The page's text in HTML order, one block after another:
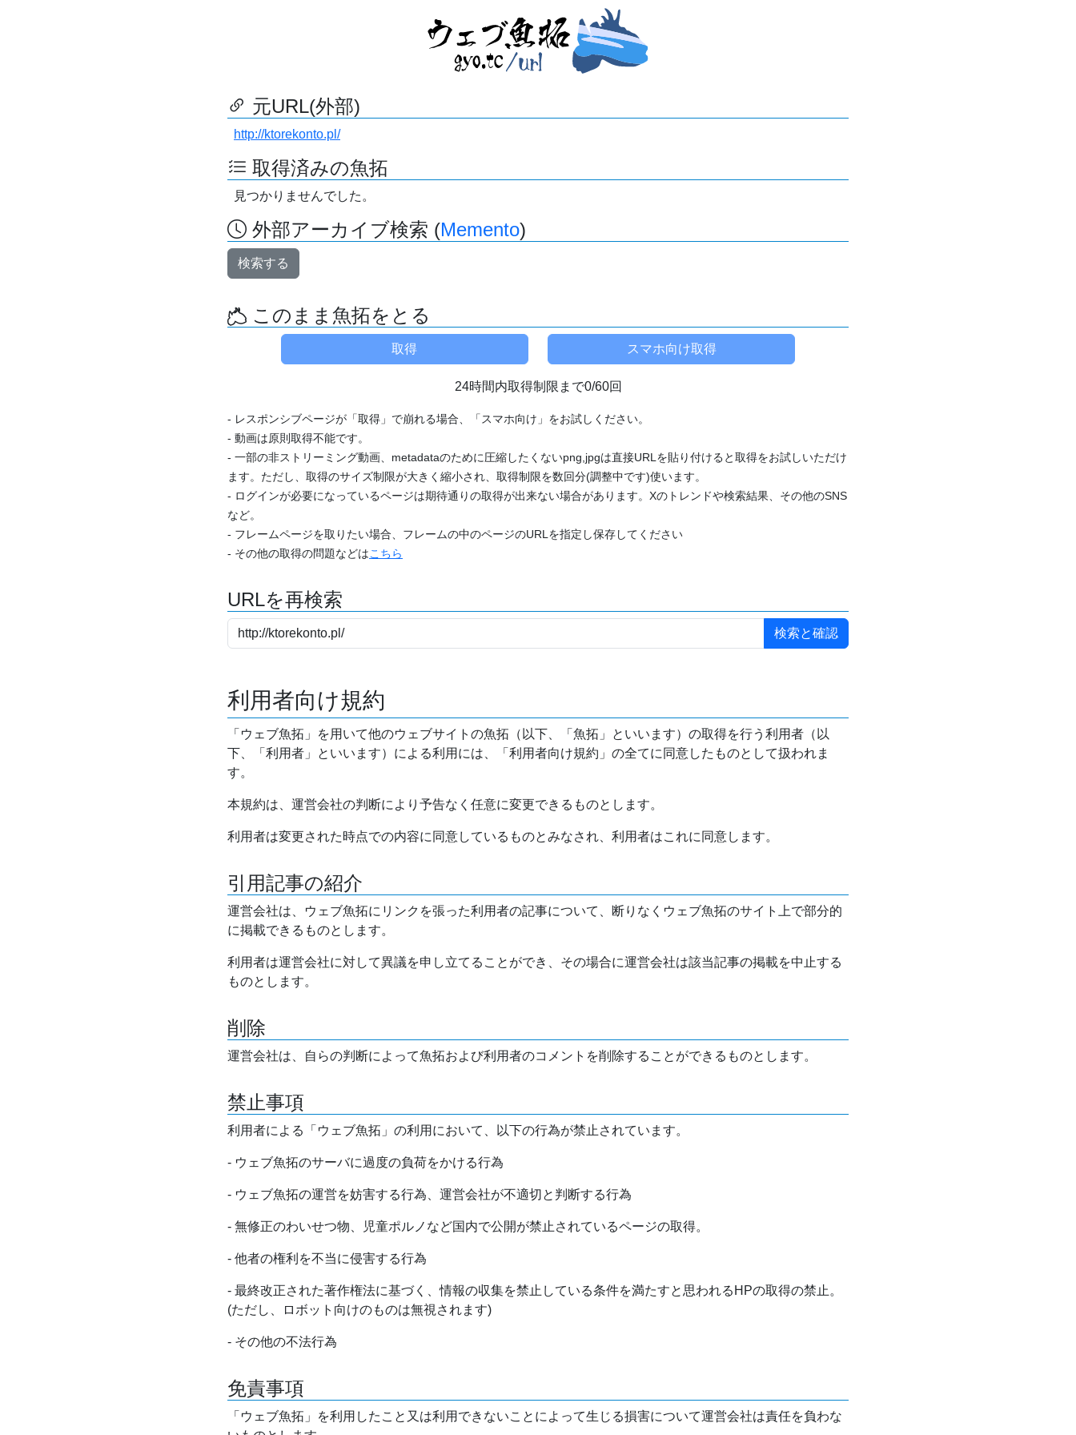
元URL(外部)
http://ktorekonto.pl/
取得済みの魚拓
見つかりませんでした。
外部アーカイブ検索 (Memento)
検索する
このまま魚拓をとる
24時間内取得制限まで0/60回
- レスポンシブページが「取得」で崩れる場合、「スマホ向け」をお試しください。
- 動画は原則取得不能です。
- 一部の非ストリーミング動画、metadataのために圧縮したくないpng,jpgは直接URLを貼り付けると取得をお試しいただけ
ます。ただし、取得のサイズ制限が大きく縮小され、取得制限を数回分(調整中です)使います。
- ログインが必要になっているページは期待通りの取得が出来ない場合があります。Xのトレンドや検索結果、その他のSNS
など。
- フレームページを取りたい場合、フレームの中のページのURLを指定し保存してください
- その他の取得の問題などはこちら
URLを再検索
利用者向け規約
「ウェブ魚拓」を用いて他のウェブサイトの魚拓（以下、「魚拓」といいます）の取得を行う利用者（以
下、「利用者」といいます）による利用には、「利用者向け規約」の全てに同意したものとして扱われま
す。
本規約は、運営会社の判断により予告なく任意に変更できるものとします。
利用者は変更された時点での内容に同意しているものとみなされ、利用者はこれに同意します。
引用記事の紹介
運営会社は、ウェブ魚拓にリンクを張った利用者の記事について、断りなくウェブ魚拓のサイト上で部分的
に掲載できるものとします。
利用者は運営会社に対して異議を申し立てることができ、その場合に運営会社は該当記事の掲載を中止する
ものとします。
削除
運営会社は、自らの判断によって魚拓および利用者のコメントを削除することができるものとします。
禁止事項
利用者による「ウェブ魚拓」の利用において、以下の行為が禁止されています。
- ウェブ魚拓のサーバに過度の負荷をかける行為
- ウェブ魚拓の運営を妨害する行為、運営会社が不適切と判断する行為
- 無修正のわいせつ物、児童ポルノなど国内で公開が禁止されているページの取得。
- 他者の権利を不当に侵害する行為
- 最終改正された著作権法に基づく、情報の収集を禁止している条件を満たすと思われるHPの取得の禁止。
(ただし、ロボット向けのものは無視されます)
- その他の不法行為
免責事項
「ウェブ魚拓」を利用したこと又は利用できないことによって生じる損害について運営会社は責任を負わな